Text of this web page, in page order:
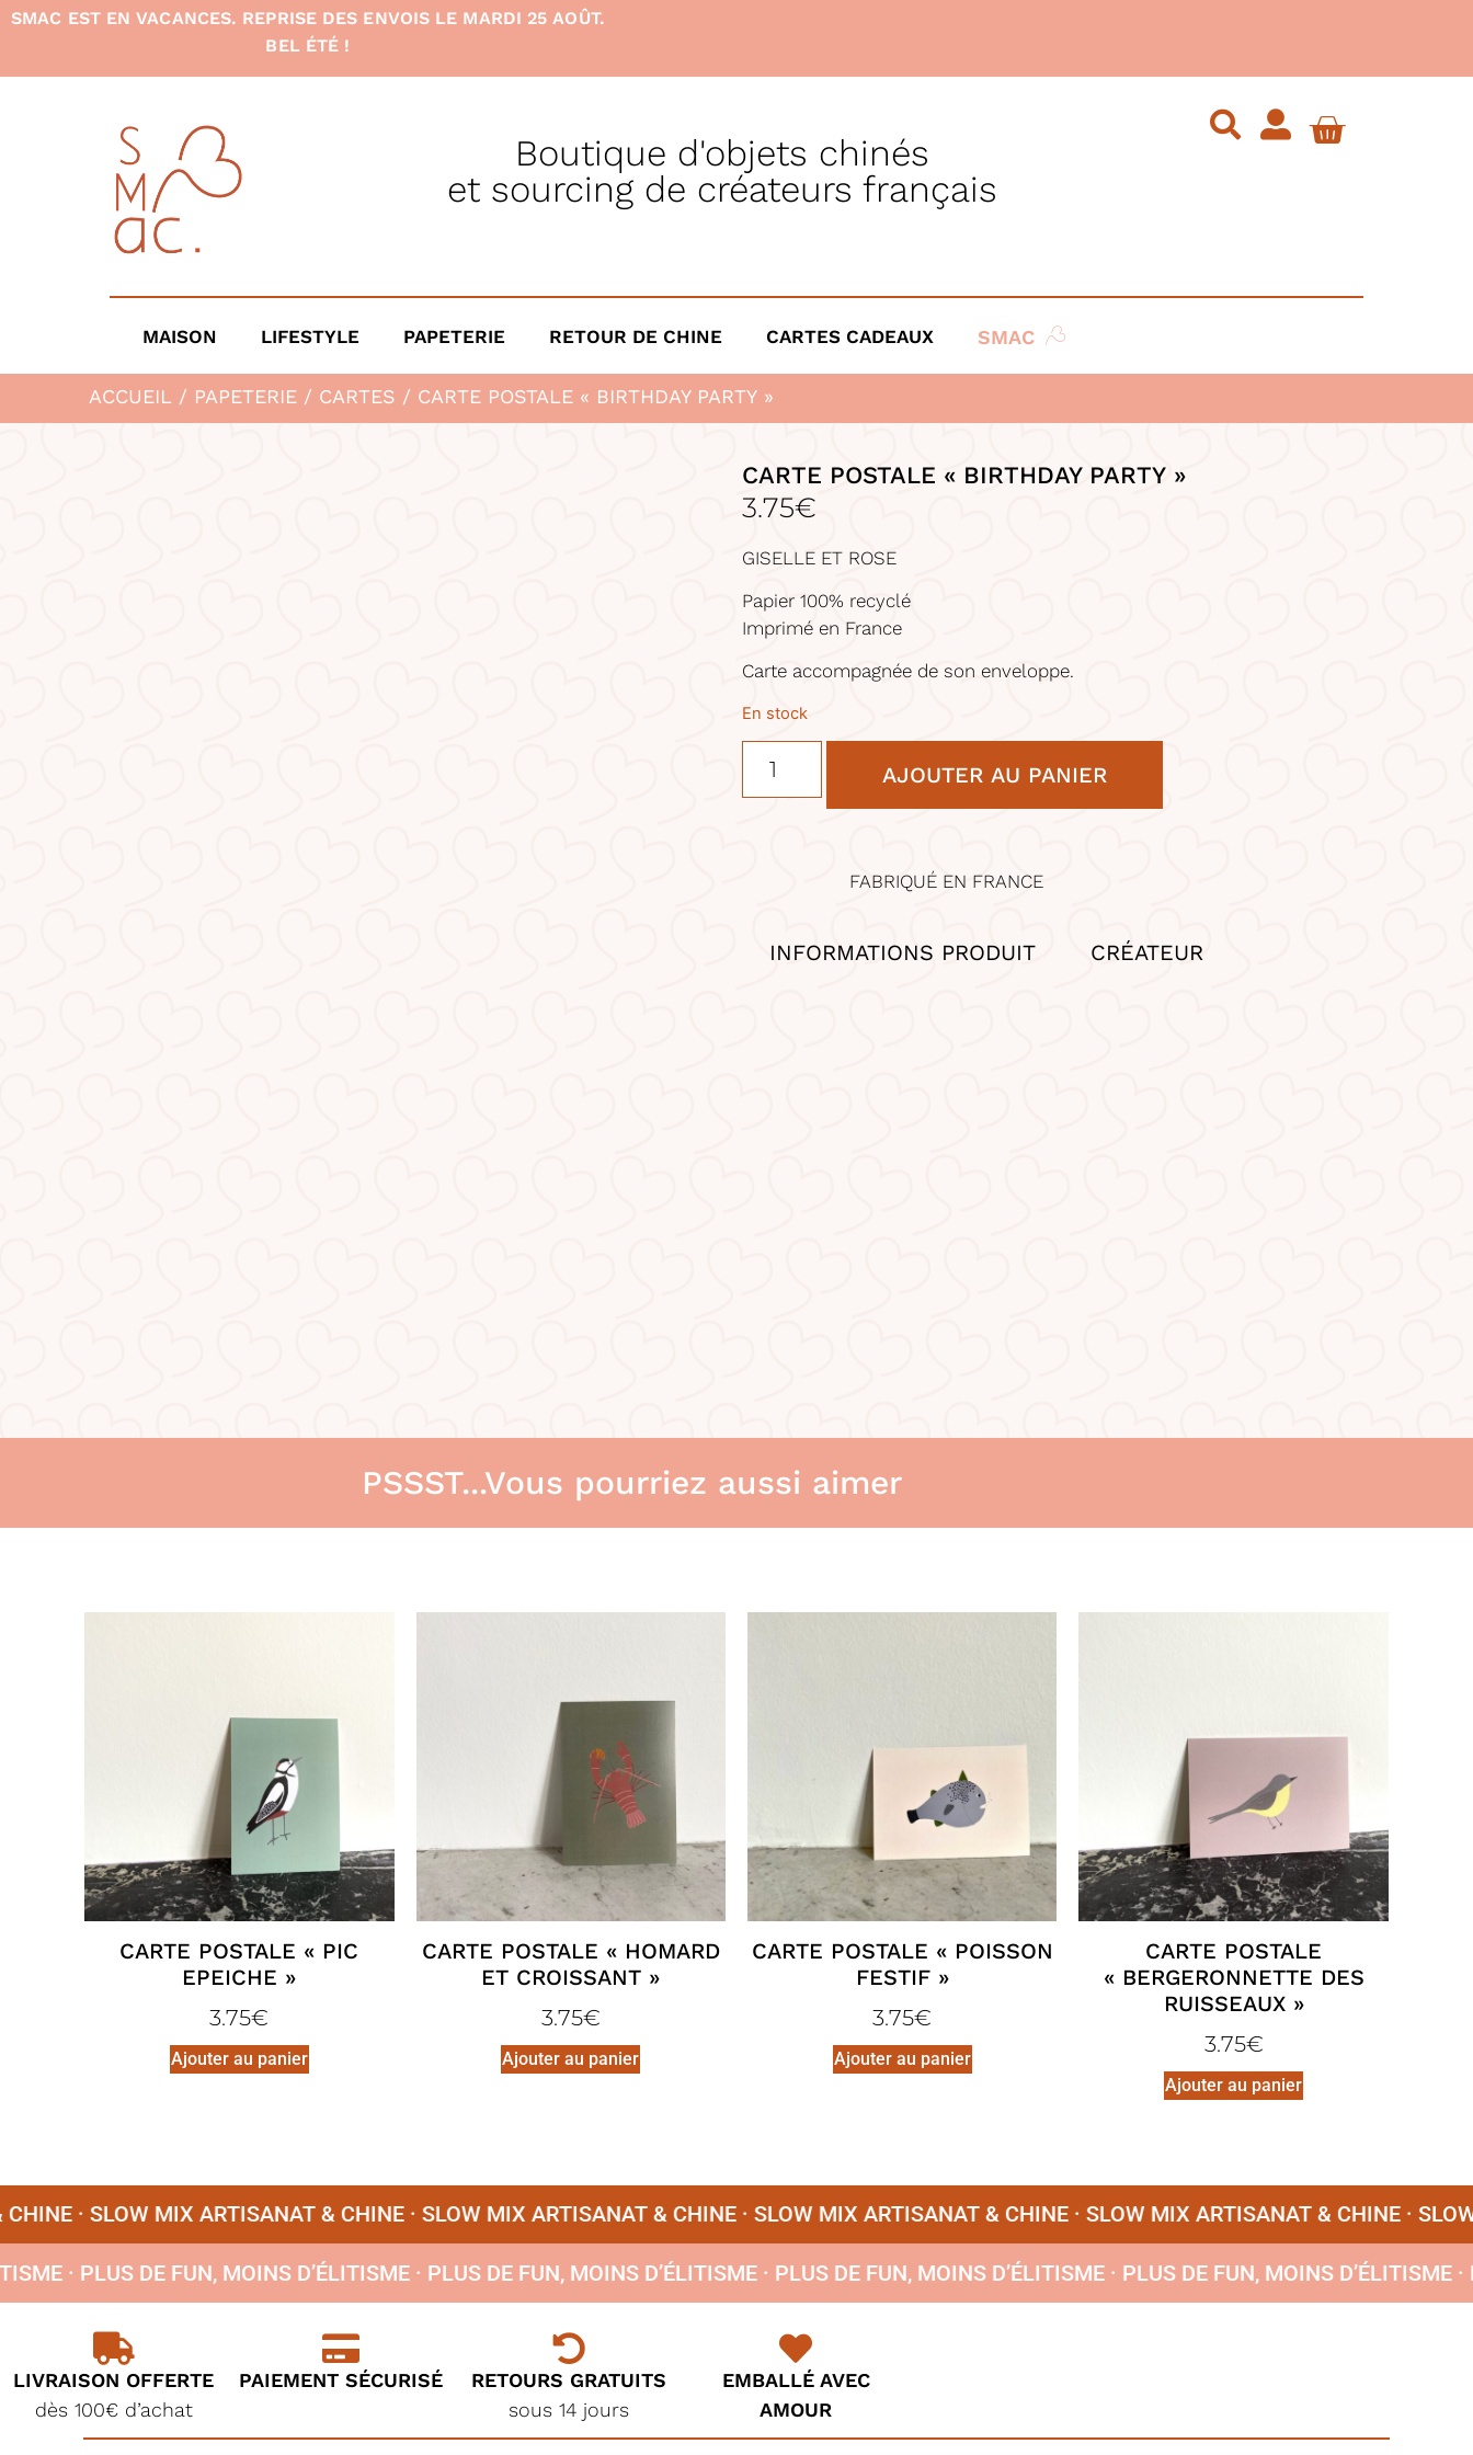
SMAC EST EN VACANCES. REPRISE DES ENVOIS LE MARDI 25 AOÛT.
BEL ÉTÉ !
Boutique d'objets chinés
et sourcing de créateurs français
MAISON LIFESTYLE PAPETERIE RETOUR DE CHINE CARTES CADEAUX SMAC
ACCUEIL / PAPETERIE/ CARTES / CARTE POSTALE « BIRTHDAY PARTY »
CARTE POSTALE « BIRTHDAY PARTY »
3.75€
GISELLE ET ROSE
Papier 100% recyclé
Imprimé en France
Carte accompagnée de son enveloppe.
En stock
AJOUTER AU PANIER
FABRIQUÉ EN FRANCE
INFORMATIONS PRODUIT CRÉATEUR
PSSST...Vous pourriez aussi aimer
CARTE POSTALE « PIC
EPEICHE »
3.75€
Ajouter au panier
CARTE POSTALE « HOMARD
ET CROISSANT »
3.75€
Ajouter au panier
CARTE POSTALE « POISSON
FESTIF »
3.75€
Ajouter au panier
CARTE POSTALE
« BERGERONNETTE DES
RUISSEAUX »
3.75€
Ajouter au panier
·SLOW MIX ARTISANAT & CHINE ·SLOW MIX ARTISANAT & CHINE ·SLOW MIX ARTISANAT & CHINE ·SLOW MIX ARTISANAT & CHINE ·SLOW
·PLUS DE FUN, MOINS D’ÉLITISME ·PLUS DE FUN, MOINS D’ÉLITISME ·PLUS DE FUN, MOINS D’ÉLITISME ·PLUS DE FUN, MOINS
LIVRAISON OFFERTE
dès 100€ d’achat
PAIEMENT SÉCURISÉ
RETOURS GRATUITS
sous 14 jours
EMBALLÉ AVEC
AMOUR